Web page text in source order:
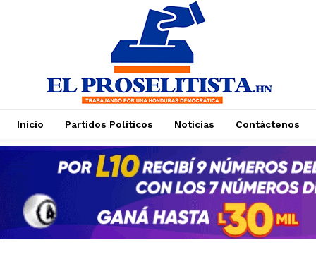
Suscríbase a nuestro boletín
Manténgase informado de nuestro contenido,
recibiendo noticias directamente en su correo
electrónico.
Suscríbase a nuestro boletín
Manténgase informado de nuestro contenido,
recibiendo noticias directamente en su correo
electrónico.
Inicio Partidos Políticos Noticias Contáctenos